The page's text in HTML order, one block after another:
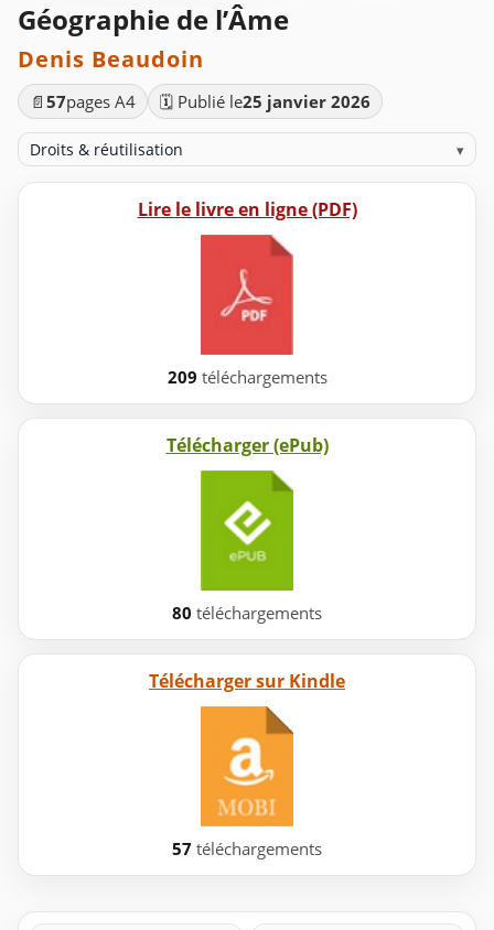
Géographie de l’Âme
Denis Beaudoin
📄 57pages A4 🗓️ Publié le25 janvier 2026
Droits & réutilisation ▾
Lire le livre en ligne (PDF)
209 téléchargements
Télécharger (ePub)
80 téléchargements
Télécharger sur Kindle
57 téléchargements